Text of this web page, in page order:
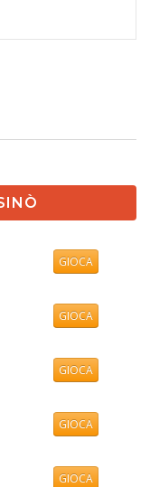
GIOCA
GIOCA
GIOCA
GIOCA
GIOCA